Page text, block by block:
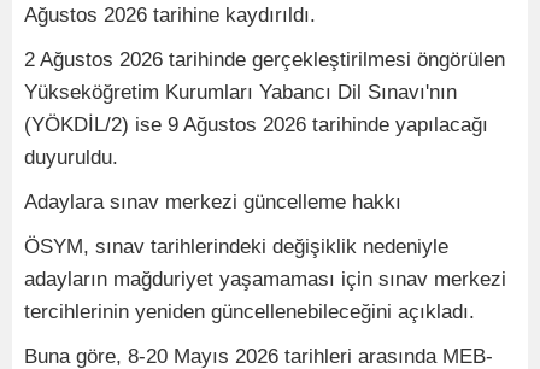
Ağustos 2026 tarihine kaydırıldı.
2 Ağustos 2026 tarihinde gerçekleştirilmesi öngörülen
Yükseköğretim Kurumları Yabancı Dil Sınavı'nın
(YÖKDİL/2) ise 9 Ağustos 2026 tarihinde yapılacağı
duyuruldu.
Adaylara sınav merkezi güncelleme hakkı
ÖSYM, sınav tarihlerindeki değişiklik nedeniyle
adayların mağduriyet yaşamaması için sınav merkezi
tercihlerinin yeniden güncellenebileceğini açıkladı.
Buna göre, 8-20 Mayıs 2026 tarihleri arasında MEB-